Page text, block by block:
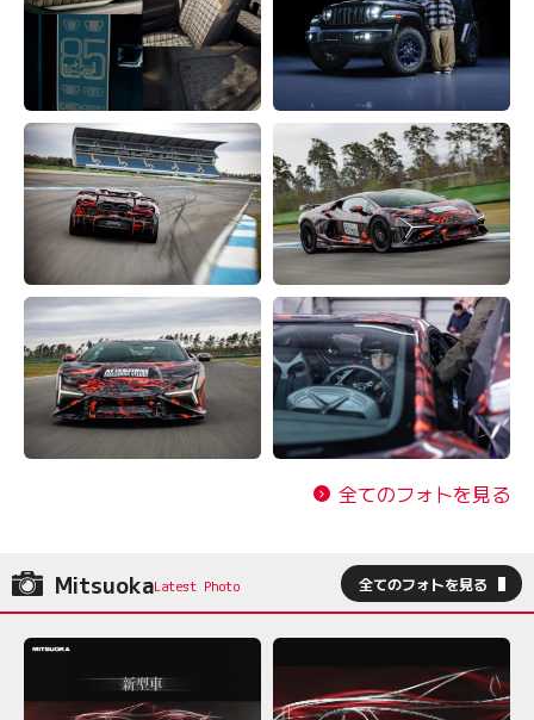
全てのフォトを見る
Mitsuoka 全てのフォトを見る